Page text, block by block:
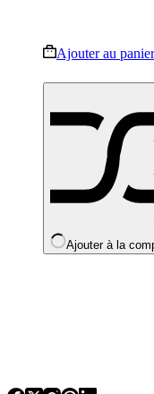
Ajouter au panier
Ajouter à la